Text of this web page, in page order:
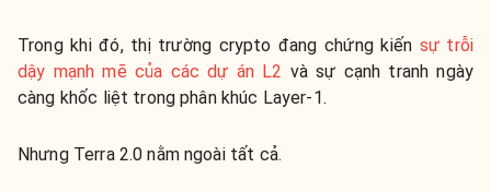
Trong khi đó, thị trường crypto đang chứng kiến sự trỗi
dậy mạnh mẽ của các dự án L2 và sự cạnh tranh ngày
càng khốc liệt trong phân khúc Layer-1.
Nhưng Terra 2.0 nằm ngoài tất cả.